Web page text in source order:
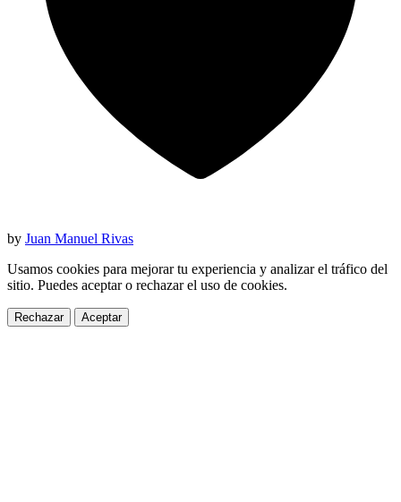
by Juan Manuel Rivas
Usamos cookies para mejorar tu experiencia y analizar el tráfico del
sitio. Puedes aceptar o rechazar el uso de cookies.
Rechazar Aceptar